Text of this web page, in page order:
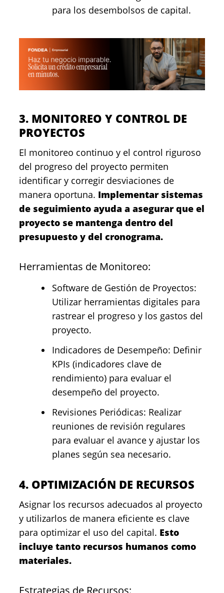
para los desembolsos de capital.
3. MONITOREO Y CONTROL DE
PROYECTOS
El monitoreo continuo y el control riguroso
del progreso del proyecto permiten
identificar y corregir desviaciones de
manera oportuna. Implementar sistemas
de seguimiento ayuda a asegurar que el
proyecto se mantenga dentro del
presupuesto y del cronograma.
Herramientas de Monitoreo:
Software de Gestión de Proyectos:
Utilizar herramientas digitales para
rastrear el progreso y los gastos del
proyecto.
Indicadores de Desempeño: Definir
KPIs (indicadores clave de
rendimiento) para evaluar el
desempeño del proyecto.
Revisiones Periódicas: Realizar
reuniones de revisión regulares
para evaluar el avance y ajustar los
planes según sea necesario.
4. OPTIMIZACIÓN DE RECURSOS
Asignar los recursos adecuados al proyecto
y utilizarlos de manera eficiente es clave
para optimizar el uso del capital. Esto
incluye tanto recursos humanos como
materiales.